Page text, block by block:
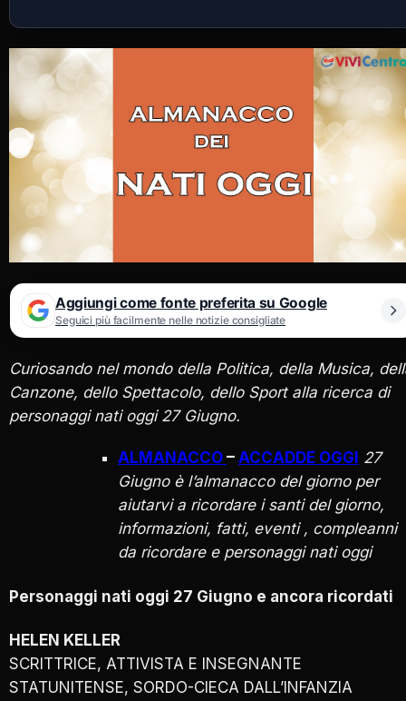
Aggiungi come fonte preferita su Google
Seguici più facilmente nelle notizie consigliate
Curiosando nel mondo della Politica, della Musica,
Canzone, dello Spettacolo, dello Sport alla ricerca di
personaggi nati oggi 27 Giugno.
ALMANACCO – ACCADDE OGGI 27
Giugno è l’almanacco del giorno per
aiutarvi a ricordare i santi del giorno,
informazioni, fatti, eventi , compleanni
da ricordare e personaggi nati oggi
Personaggi nati oggi 27 Giugno e ancora ricordati
HELEN KELLER
SCRITTRICE, ATTIVISTA E INSEGNANTE
STATUNITENSE, SORDO-CIECA DALL’INFANZIA